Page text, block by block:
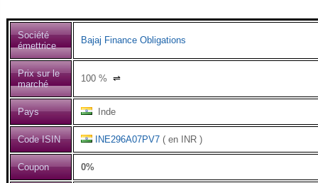
Société
émettrice
Bajaj Finance Obligations
Prix sur le
marché
100 % ⇌
Pays Inde
Code ISIN INE296A07PV7 ( en INR )
Coupon 0%